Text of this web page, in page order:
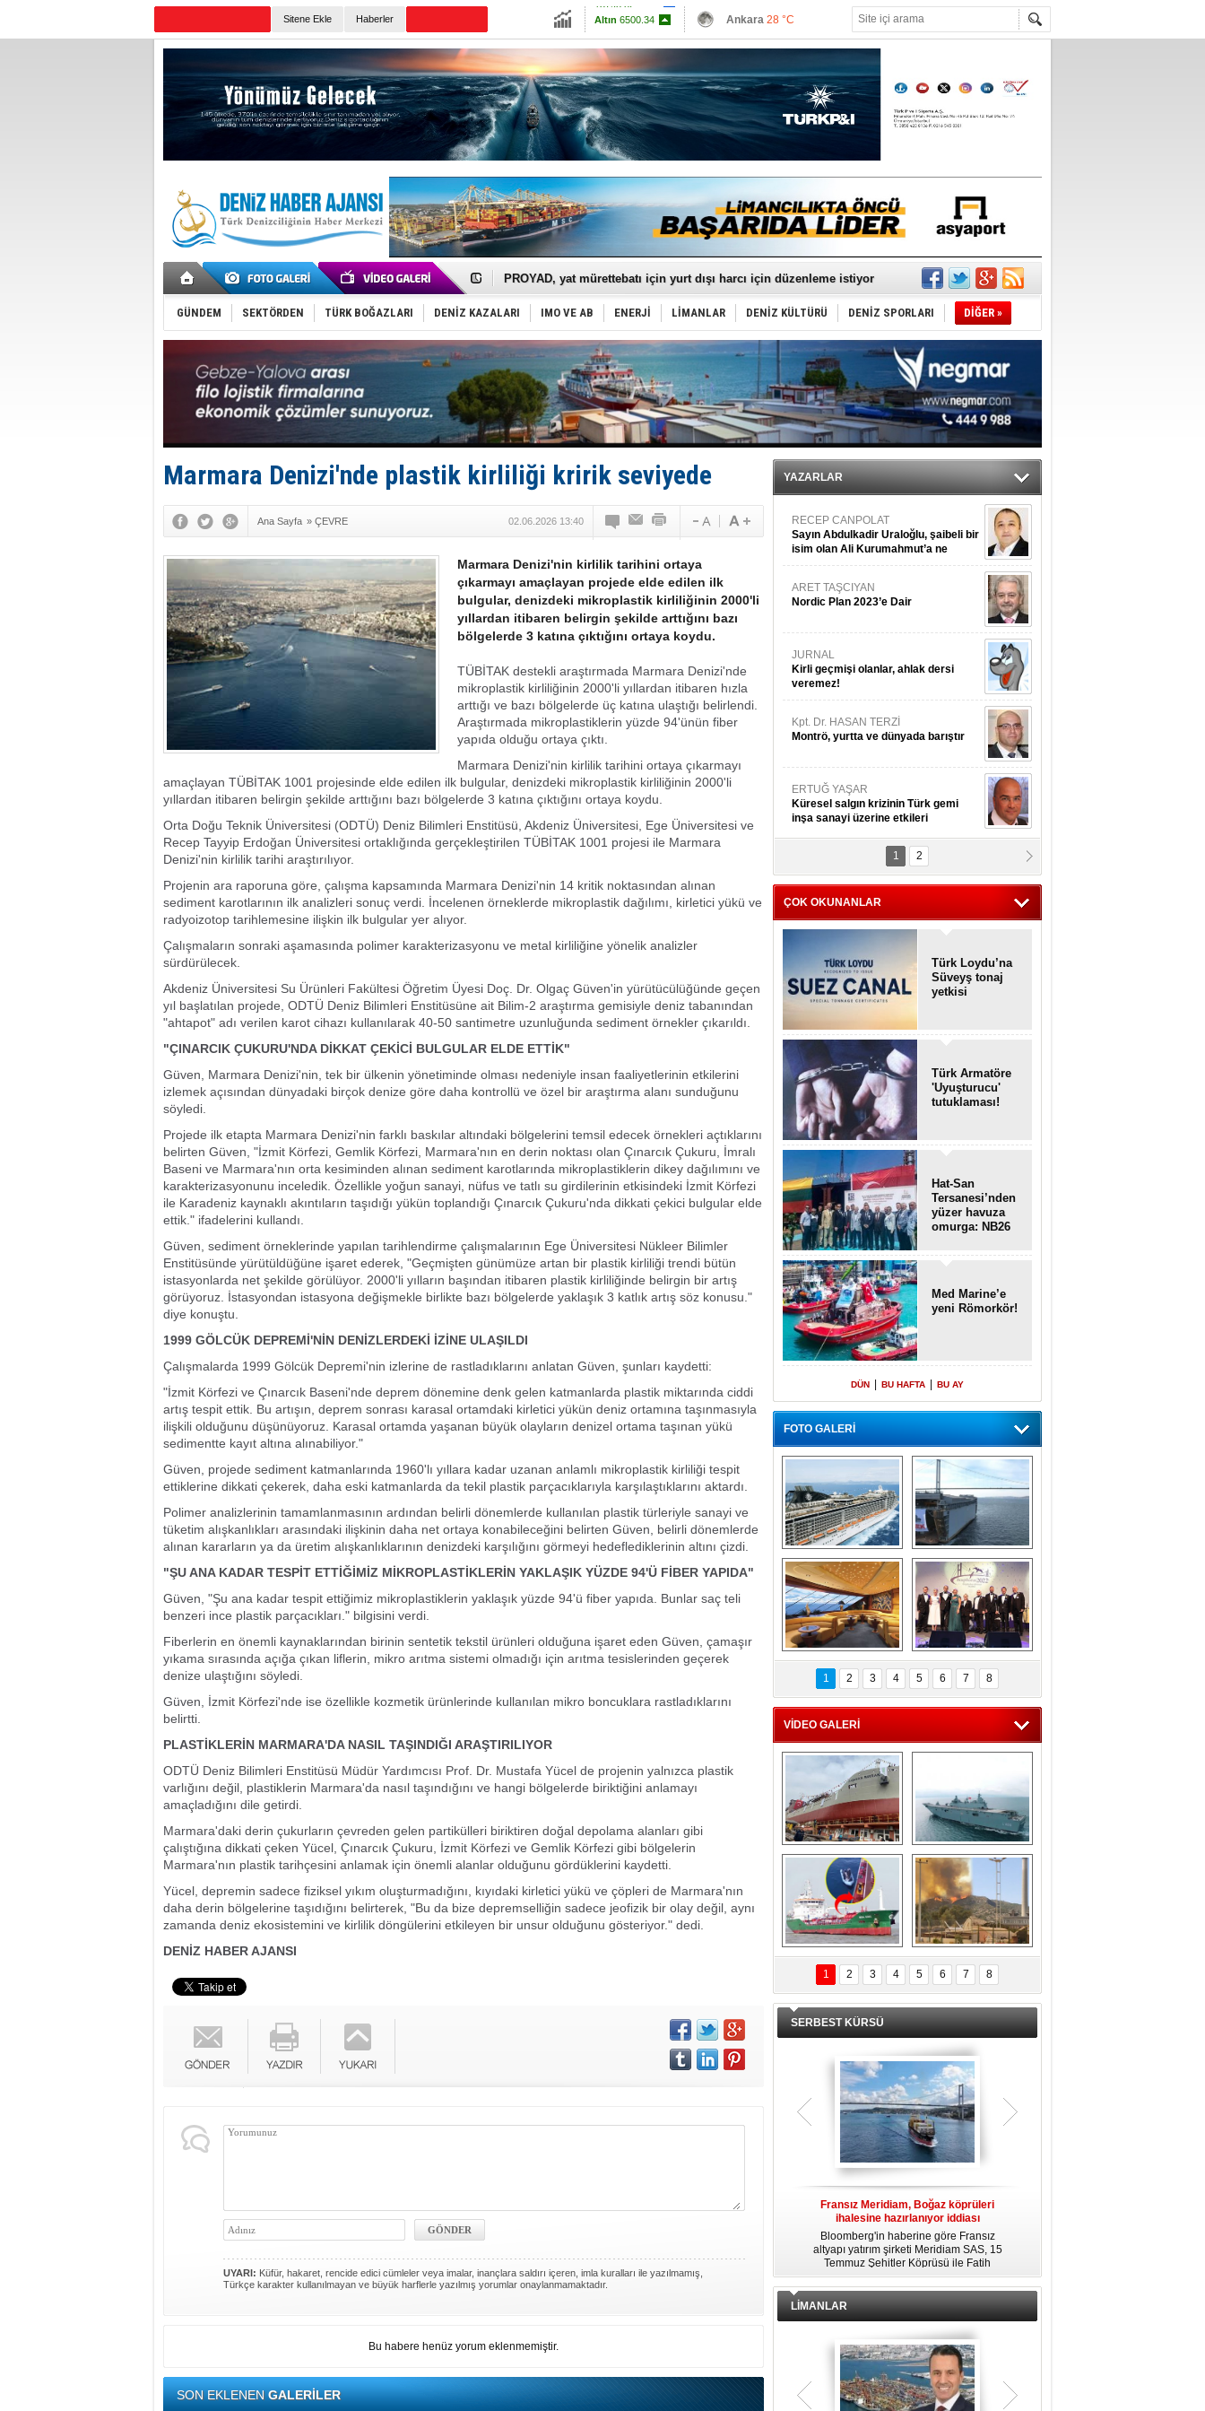
Sitene Ekle Haberler
Altın 6500.34
Euro54.9567
Ankara 28 °C
Antalya28 °C
Muğla 29 °C
Çanakkale 29 °C
İTU AUV, Dünya’da 2. oldu!
PROYAD, yat mürettebatı için yurt dışı harcı için düzenleme istiyor
Türkiye-Irak enerji hattında yeni dönem başlıyor
Türk Armatöre 'Uyuşturucu' tutuklaması!
Deniz turizminde yeni ‘Ceza Rejimi’!
DÖDER, 28. Dönem Yönetim Kurulu Başkanını seçti!
Fairline, Türkiye’de ‘SoleMarin’i seçti
Baltık Denizi'nde tarih yazıldı!
Runit kubbesi okyanusun derinliklerinde halkı tehdit ediyor
Limana dadandılar, 10 tekneyi soydular!
Türk Loydu’na Süveyş tonaj yetkisi
Hüseyin Mengi: “Yapay Zekâ, Ustanın yerini alamaz”
Hat-San Tersanesi’nden yüzer havuza omurga: NB26
Med Marine’e yeni Römorkör!
GÜNDEM SEKTÖRDEN TÜRK BOĞAZLARI DENİZ KAZALARI IMO VE AB ENERJİ LİMANLAR DENİZ KÜLTÜRÜ DENİZ SPORLARI DİĞER »
Marmara Denizi'nde plastik kirliliği kririk seviyede
Ana Sayfa » ÇEVRE 02.06.2026 13:40
Marmara Denizi'nin kirlilik tarihini ortaya
çıkarmayı amaçlayan projede elde edilen ilk
bulgular, denizdeki mikroplastik kirliliğinin 2000'li
yıllardan itibaren belirgin şekilde arttığını bazı
bölgelerde 3 katına çıktığını ortaya koydu.
TÜBİTAK destekli araştırmada Marmara Denizi'nde
mikroplastik kirliliğinin 2000'li yıllardan itibaren hızla
arttığı ve bazı bölgelerde üç katına ulaştığı belirlendi.
Araştırmada mikroplastiklerin yüzde 94'ünün fiber
yapıda olduğu ortaya çıktı.
Marmara Denizi'nin kirlilik tarihini ortaya çıkarmayı
amaçlayan TÜBİTAK 1001 projesinde elde edilen ilk bulgular, denizdeki mikroplastik kirliliğinin 2000'li
yıllardan itibaren belirgin şekilde arttığını bazı bölgelerde 3 katına çıktığını ortaya koydu.
Orta Doğu Teknik Üniversitesi (ODTÜ) Deniz Bilimleri Enstitüsü, Akdeniz Üniversitesi, Ege Üniversitesi ve
Recep Tayyip Erdoğan Üniversitesi ortaklığında gerçekleştirilen TÜBİTAK 1001 projesi ile Marmara
Denizi'nin kirlilik tarihi araştırılıyor.
Projenin ara raporuna göre, çalışma kapsamında Marmara Denizi'nin 14 kritik noktasından alınan
sediment karotlarının ilk analizleri sonuç verdi. İncelenen örneklerde mikroplastik dağılımı, kirletici yükü ve
radyoizotop tarihlemesine ilişkin ilk bulgular yer alıyor.
Çalışmaların sonraki aşamasında polimer karakterizasyonu ve metal kirliliğine yönelik analizler
sürdürülecek.
Akdeniz Üniversitesi Su Ürünleri Fakültesi Öğretim Üyesi Doç. Dr. Olgaç Güven'in yürütücülüğünde geçen
yıl başlatılan projede, ODTÜ Deniz Bilimleri Enstitüsüne ait Bilim-2 araştırma gemisiyle deniz tabanından
"ahtapot" adı verilen karot cihazı kullanılarak 40-50 santimetre uzunluğunda sediment örnekler çıkarıldı.
"ÇINARCIK ÇUKURU'NDA DİKKAT ÇEKİCİ BULGULAR ELDE ETTİK"
Güven, Marmara Denizi'nin, tek bir ülkenin yönetiminde olması nedeniyle insan faaliyetlerinin etkilerini
izlemek açısından dünyadaki birçok denize göre daha kontrollü ve özel bir araştırma alanı sunduğunu
söyledi.
Projede ilk etapta Marmara Denizi'nin farklı baskılar altındaki bölgelerini temsil edecek örnekleri açtıklarını
belirten Güven, "İzmit Körfezi, Gemlik Körfezi, Marmara'nın en derin noktası olan Çınarcık Çukuru, İmralı
Baseni ve Marmara'nın orta kesiminden alınan sediment karotlarında mikroplastiklerin dikey dağılımını ve
karakterizasyonunu inceledik. Özellikle yoğun sanayi, nüfus ve tatlı su girdilerinin etkisindeki İzmit Körfezi
ile Karadeniz kaynaklı akıntıların taşıdığı yükün toplandığı Çınarcık Çukuru'nda dikkati çekici bulgular elde
ettik." ifadelerini kullandı.
Güven, sediment örneklerinde yapılan tarihlendirme çalışmalarının Ege Üniversitesi Nükleer Bilimler
Enstitüsünde yürütüldüğüne işaret ederek, "Geçmişten günümüze artan bir plastik kirliliği trendi bütün
istasyonlarda net şekilde görülüyor. 2000'li yılların başından itibaren plastik kirliliğinde belirgin bir artış
görüyoruz. İstasyondan istasyona değişmekle birlikte bazı bölgelerde yaklaşık 3 katlık artış söz konusu."
diye konuştu.
1999 GÖLCÜK DEPREMİ'NİN DENİZLERDEKİ İZİNE ULAŞILDI
Çalışmalarda 1999 Gölcük Depremi'nin izlerine de rastladıklarını anlatan Güven, şunları kaydetti:
"İzmit Körfezi ve Çınarcık Baseni'nde deprem dönemine denk gelen katmanlarda plastik miktarında ciddi
artış tespit ettik. Bu artışın, deprem sonrası karasal ortamdaki kirletici yükün deniz ortamına taşınmasıyla
ilişkili olduğunu düşünüyoruz. Karasal ortamda yaşanan büyük olayların denizel ortama taşınan yükü
sedimentte kayıt altına alınabiliyor."
Güven, projede sediment katmanlarında 1960'lı yıllara kadar uzanan anlamlı mikroplastik kirliliği tespit
ettiklerine dikkati çekerek, daha eski katmanlarda da tekil plastik parçacıklarıyla karşılaştıklarını aktardı.
Polimer analizlerinin tamamlanmasının ardından belirli dönemlerde kullanılan plastik türleriyle sanayi ve
tüketim alışkanlıkları arasındaki ilişkinin daha net ortaya konabileceğini belirten Güven, belirli dönemlerde
alınan kararların ya da üretim alışkanlıklarının denizdeki karşılığını görmeyi hedeflediklerinin altını çizdi.
"ŞU ANA KADAR TESPİT ETTİĞİMİZ MİKROPLASTİKLERİN YAKLAŞIK YÜZDE 94'Ü FİBER YAPIDA"
Güven, "Şu ana kadar tespit ettiğimiz mikroplastiklerin yaklaşık yüzde 94'ü fiber yapıda. Bunlar saç teli
benzeri ince plastik parçacıkları." bilgisini verdi.
Fiberlerin en önemli kaynaklarından birinin sentetik tekstil ürünleri olduğuna işaret eden Güven, çamaşır
yıkama sırasında açığa çıkan liflerin, mikro arıtma sistemi olmadığı için arıtma tesislerinden geçerek
denize ulaştığını söyledi.
Güven, İzmit Körfezi'nde ise özellikle kozmetik ürünlerinde kullanılan mikro boncuklara rastladıklarını
belirtti.
PLASTİKLERİN MARMARA'DA NASIL TAŞINDIĞI ARAŞTIRILIYOR
ODTÜ Deniz Bilimleri Enstitüsü Müdür Yardımcısı Prof. Dr. Mustafa Yücel de projenin yalnızca plastik
varlığını değil, plastiklerin Marmara'da nasıl taşındığını ve hangi bölgelerde biriktiğini anlamayı
amaçladığını dile getirdi.
Marmara'daki derin çukurların çevreden gelen partikülleri biriktiren doğal depolama alanları gibi
çalıştığına dikkati çeken Yücel, Çınarcık Çukuru, İzmit Körfezi ve Gemlik Körfezi gibi bölgelerin
Marmara'nın plastik tarihçesini anlamak için önemli alanlar olduğunu gördüklerini kaydetti.
Yücel, depremin sadece fiziksel yıkım oluşturmadığını, kıyıdaki kirletici yükü ve çöpleri de Marmara'nın
daha derin bölgelerine taşıdığını belirterek, "Bu da bize depremselliğin sadece jeofizik bir olay değil, aynı
zamanda deniz ekosistemini ve kirlilik döngülerini etkileyen bir unsur olduğunu gösteriyor." dedi.
DENİZ HABER AJANSI
UYARI: Küfür, hakaret, rencide edici cümleler veya imalar, inançlara saldırı içeren, imla kuralları ile yazılmamış,
Türkçe karakter kullanılmayan ve büyük harflerle yazılmış yorumlar onaylanmamaktadır.
Bu habere henüz yorum eklenmemiştir.
SON EKLENENGALERİLER
YAZARLAR
RECEP CANPOLAT
Sayın Abdulkadir Uraloğlu, şaibeli bir
isim olan Ali Kurumahmut’a ne
danışıyorsunuz?
ARET TAŞCIYAN
Nordic Plan 2023’e Dair
JURNAL
Kirli geçmişi olanlar, ahlak dersi
veremez!
Kpt. Dr. HASAN TERZİ
Montrö, yurtta ve dünyada barıştır
ERTUĞ YAŞAR
Küresel salgın krizinin Türk gemi
inşa sanayi üzerine etkileri
Kpt. MESUT AZMİ GÖKSOY
ithafen...
1 2
ÇOK OKUNANLAR
Türk Loydu’na
Süveyş tonaj
yetkisi
Türk Armatöre
'Uyuşturucu'
tutuklaması!
Hat-San
Tersanesi’nden
yüzer havuza
omurga: NB26
Med Marine’e
yeni Römorkör!
DÜN BU HAFTA BU AY
FOTO GALERİ
“Gemi içinde gemi”
konsepti ile MSC
Splendida
Dünyada tek!
Denizaltı yüzer
havuzu intikal
seyrine başladı
MSC'den 55 milyon
euroluk turizm geliri
müjdesi
5. Bosphorus Ship
Brokers Dinner,
İstanbul’da yapıldı
1 2 3 4 5 6 7 8
VİDEO GALERİ
Çeksan Tersanesi,
Başaran Bayrak
tankerini suya
indirdi
TCG Anadolu,
tersane teknik
seyrini tamamladı
Göçmenlerin
imdadına Türk
sahipli MINA DENIZ
yetişti
Milas’taki yangın
yeniden termik
santrallere doğru
ilerliyor
1 2 3 4 5 6 7 8
SERBEST KÜRSÜ
Fransız Meridiam, Boğaz köprüleri
ihalesine hazırlanıyor iddiası
Bloomberg'in haberine göre Fransız
altyapı yatırım şirketi Meridiam SAS, 15
Temmuz Şehitler Köprüsü ile Fatih
Sultan Mehmet Köprüsü'nün
özelleştirilmesine yönelik ihaleyle
zamanda kendi yat limanı, helikopter
pisti ve seçkin villaları da içeren koca
LİMANLAR